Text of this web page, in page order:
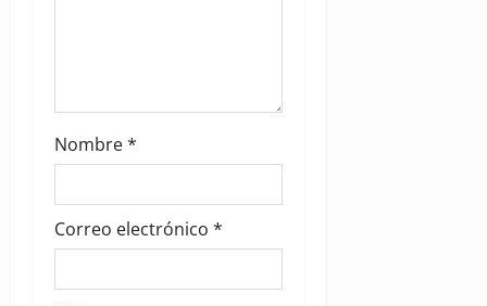
Nombre*
Correo electrónico *